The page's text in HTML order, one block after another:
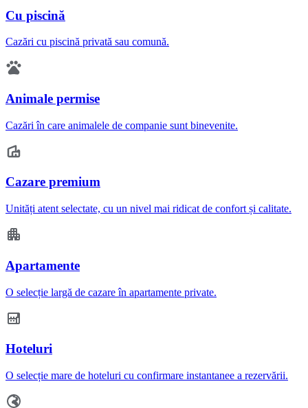
Cu piscină
Cazări cu piscină privată sau comună.
Animale permise
Cazări în care animalele de companie sunt binevenite.
Cazare premium
Unități atent selectate, cu un nivel mai ridicat de confort și calitate.
Apartamente
O selecție largă de cazare în apartamente private.
Hoteluri
O selecție mare de hoteluri cu confirmare instantanee a rezervării.